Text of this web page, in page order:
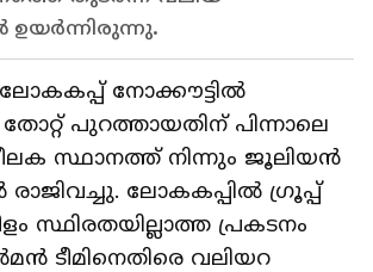
ഉയർന്നിരുന്നു.
നോക്കൗട്ടിൽ
പുറത്തായതിന് പിന്നാലെ
സ്ഥാനത്ത് നിന്നും ജൂലിയൻ
ലോകകപ്പിൽ ഗ്രൂപ്പ്
സ്ഥിരതയില്ലാത്ത പ്രകടനം
ടീമിനെതിരെ വലിയറ